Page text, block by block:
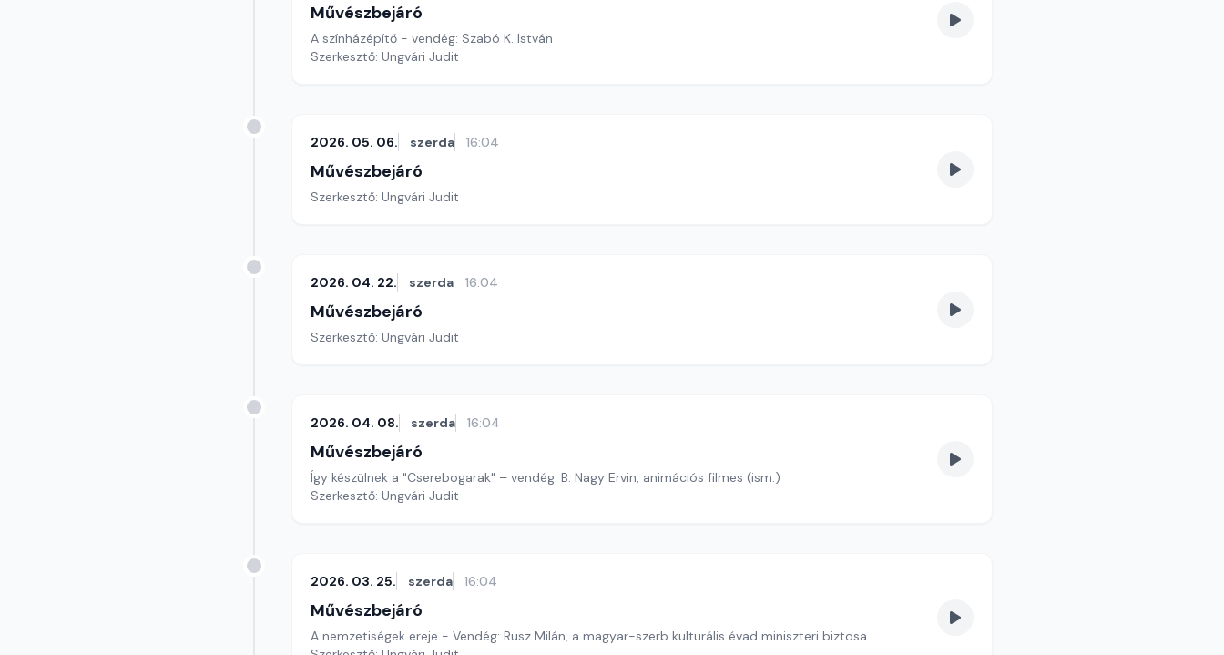
Művészbejáró
A színházépítő - vendég: Szabó K. István
Szerkesztő: Ungvári Judit
2026. 05. 06. szerda 16:04
Művészbejáró
Szerkesztő: Ungvári Judit
2026. 04. 22. szerda 16:04
Művészbejáró
Szerkesztő: Ungvári Judit
2026. 04. 08. szerda 16:04
Művészbejáró
Így készülnek a "Cserebogarak" – vendég: B. Nagy Ervin, animációs filmes (ism.)
Szerkesztő: Ungvári Judit
2026. 03. 25. szerda 16:04
Művészbejáró
A nemzetiségek ereje - Vendég: Rusz Milán, a magyar-szerb kulturális évad miniszteri biztosa